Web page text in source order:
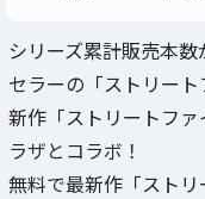
シリーズ累計販売本
セラーの「ストリー
新作「ストリートフ
ラザとコラボ！
無料で最新作「スト